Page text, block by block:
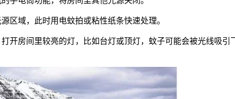
区域，此时用电蚊拍或粘性纸条快速处理。
开房间里较亮的灯，比如台灯或顶灯，蚊子可能会被光线吸